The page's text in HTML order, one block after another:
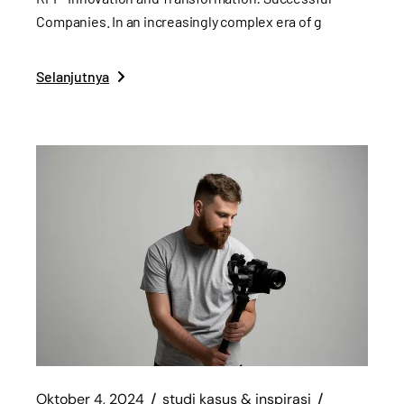
Companies. In an increasingly complex era of g
Selanjutnya
Oktober 4, 2024 studi kasus & inspirasi